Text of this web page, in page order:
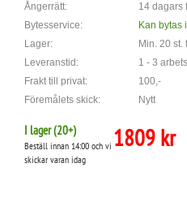
Ångerrätt:
14 dagars
Bytesservice:
Kan bytas
Lager:
Min. 20
Leveranstid:
1 - 3
Frakt till privat:
100,-
Föremålets skick:
Nytt
I lager (20+)
Beställ innan 14:00 och vi
skickar varan idag
1809 kr